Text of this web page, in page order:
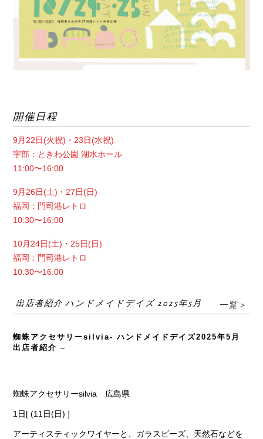
開催日程
9月22日(火祝)・23日(水祝)
宇部：ときわ公園 湖水ホール
11:00〜16:00
9月26日(土)・27日(日)
福岡：門司港レトロ
10:30〜16:00
10月24日(土)・25日(日)
福岡：門司港レトロ
10:30〜16:00
出店者紹介 ハンドメイドデイズ 2025年5月 一覧＞
蜘蛛アクセサリーsilvia- ハンドメイドデイズ2025年5月
出店者紹介 –
蜘蛛アクセサリーsilvia 広島県
1日[ (11日(日) ]
アーティスティックワイヤーと、ガラスビーズ、天然石などを